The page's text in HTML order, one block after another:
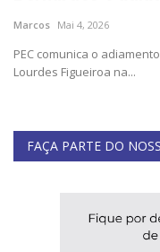
Oportunidade
Marcos Mai 4, 2026
PEC comunica o
Lourdes Figueiroa na...
FAÇA PARTE DO